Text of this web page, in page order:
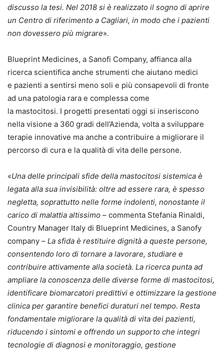
discusso la tesi. Nel 2018 si è realizzato il sogno di aprire
un Centro di riferimento a Cagliari, in modo che i pazienti
non dovessero più migrare».
Blueprint Medicines, a Sanofi Company, affianca alla
ricerca scientifica anche strumenti che aiutano medici
e pazienti a sentirsi meno soli e più consapevoli di fronte
ad una patologia rara e complessa come
la mastocitosi. I progetti presentati oggi si inseriscono
nella visione a 360 gradi dell’Azienda, volta a sviluppare
terapie innovative ma anche a contribuire a migliorare il
percorso di cura e la qualità di vita delle persone.
«Una delle principali sfide della mastocitosi sistemica è
legata alla sua invisibilità: oltre ad essere rara, è spesso
negletta, soprattutto nelle forme indolenti, nonostante il
carico di malattia altissimo – commenta Stefania Rinaldi,
Country Manager Italy di Blueprint Medicines, a Sanofy
company – La sfida è restituire dignità a queste persone,
consentendo loro di tornare a lavorare, studiare e
contribuire attivamente alla società. La ricerca punta ad
ampliare la conoscenza delle diverse forme di mastocitosi,
identificare biomarcatori predittivi e ottimizzare la gestione
clinica per garantire benefici duraturi nel tempo. Resta
fondamentale migliorare la qualità di vita dei pazienti,
riducendo i sintomi e offrendo un supporto che integri
tecnologie di diagnosi e monitoraggio, gestione